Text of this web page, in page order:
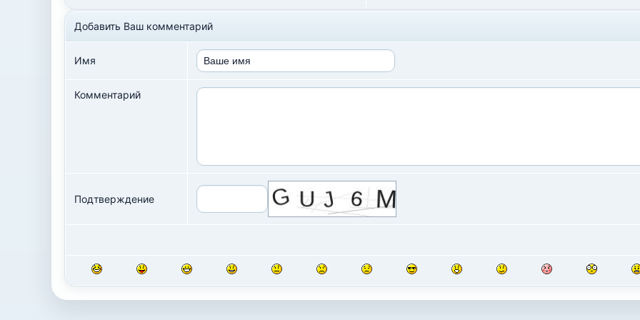
Добавить Ваш комментарий
Имя
Комментарий
Подтверждение